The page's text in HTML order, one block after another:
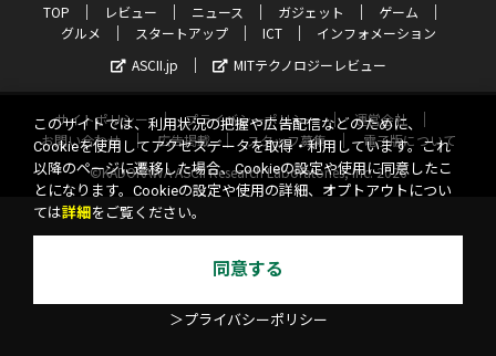
TOP レビュー ニュース ガジェット
ゲーム
グルメ
スタートアップ ICT
インフォメーション
ASCII.jp
MITテクノロジーレビュー
サイトポリシー プライバシーポリシー
運営会社
お問い合わせ
広告掲載 スタッフ募集
電子版について
©KADOKAWA ASCII Research Laboratories, Inc. 2026
このサイトでは、利用状況の把握や広告配信などのために、
Cookieを使用してアクセスデータを取得・利用しています。これ
以降のページに遷移した場合、Cookieの設定や使用に同意したこ
とになります。Cookieの設定や使用の詳細、オプトアウトについ
ては詳細 をご覧ください。
同意する
＞プライバシーポリシー